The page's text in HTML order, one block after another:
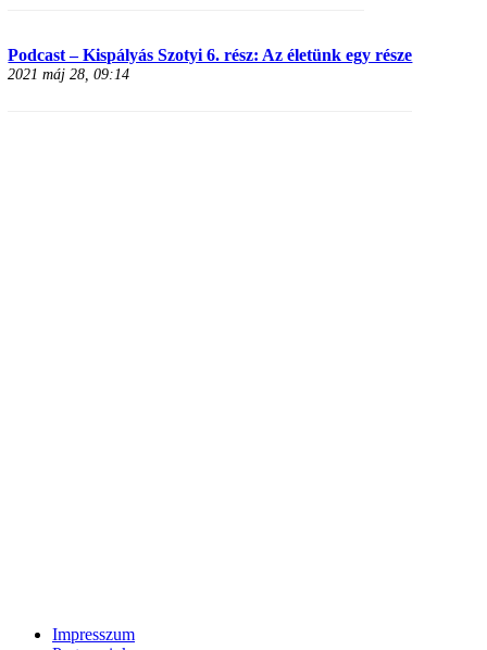
Podcast – Kispályás Szotyi 6. rész: Az életünk egy része
2021 máj 28, 09:14
Impresszum